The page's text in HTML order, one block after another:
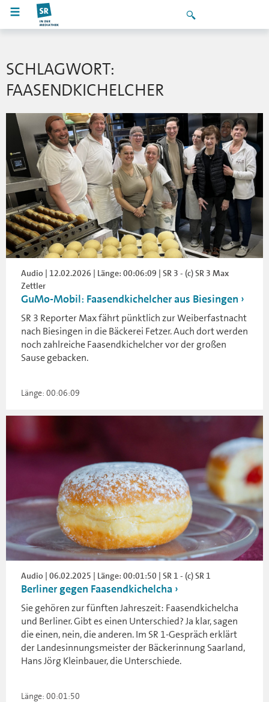
SCHLAGWORT:
FAASENDKICHELCHER
Audio | 12.02.2026 | Länge: 00:06:09 | SR 3 - (c) SR 3 Max
Zettler
GuMo-Mobil: Faasendkichelcher aus Biesingen
SR 3 Reporter Max fährt pünktlich zur Weiberfastnacht
nach Biesingen in die Bäckerei Fetzer. Auch dort werden
noch zahlreiche Faasendkichelcher vor der großen
Sause gebacken.
Länge: 00:06:09
Audio | 06.02.2025 | Länge: 00:01:50 | SR 1 - (c) SR 1
Berliner gegen Faasendkichelcha
Sie gehören zur fünften Jahreszeit: Faasendkichelcha
und Berliner. Gibt es einen Unterschied? Ja klar, sagen
die einen, nein, die anderen. Im SR 1-Gespräch erklärt
der Landesinnungsmeister der Bäckerinnung Saarland,
Hans Jörg Kleinbauer, die Unterschiede.
Länge: 00:01:50